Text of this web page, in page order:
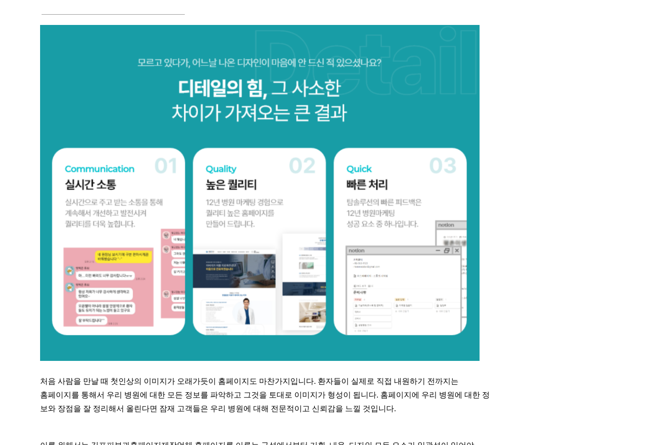
처음 사람을 만날 때 첫인상의 이미지가 오래가듯이 홈페이지도 마찬가지입니다. 환자들이 실제로 직접 내원하기 전까지는
홈페이지를 통해서 우리 병원에 대한 모든 정보를 파악하고 그것을 토대로 이미지가 형성이 됩니다. 홈페이지에 우리 병원에 대한 정
보와 장점을 잘 정리해서 올린다면 잠재 고객들은 우리 병원에 대해 전문적이고 신뢰감을 느낄 것입니다.